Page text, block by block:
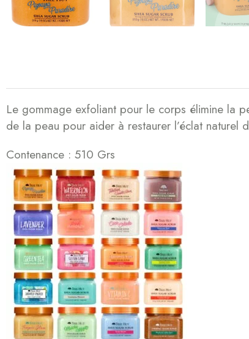
Le gommage exfoliant pour le corps élimine la
de la peau pour aider à restaurer l’éclat naturel
Contenance : 510 Grs